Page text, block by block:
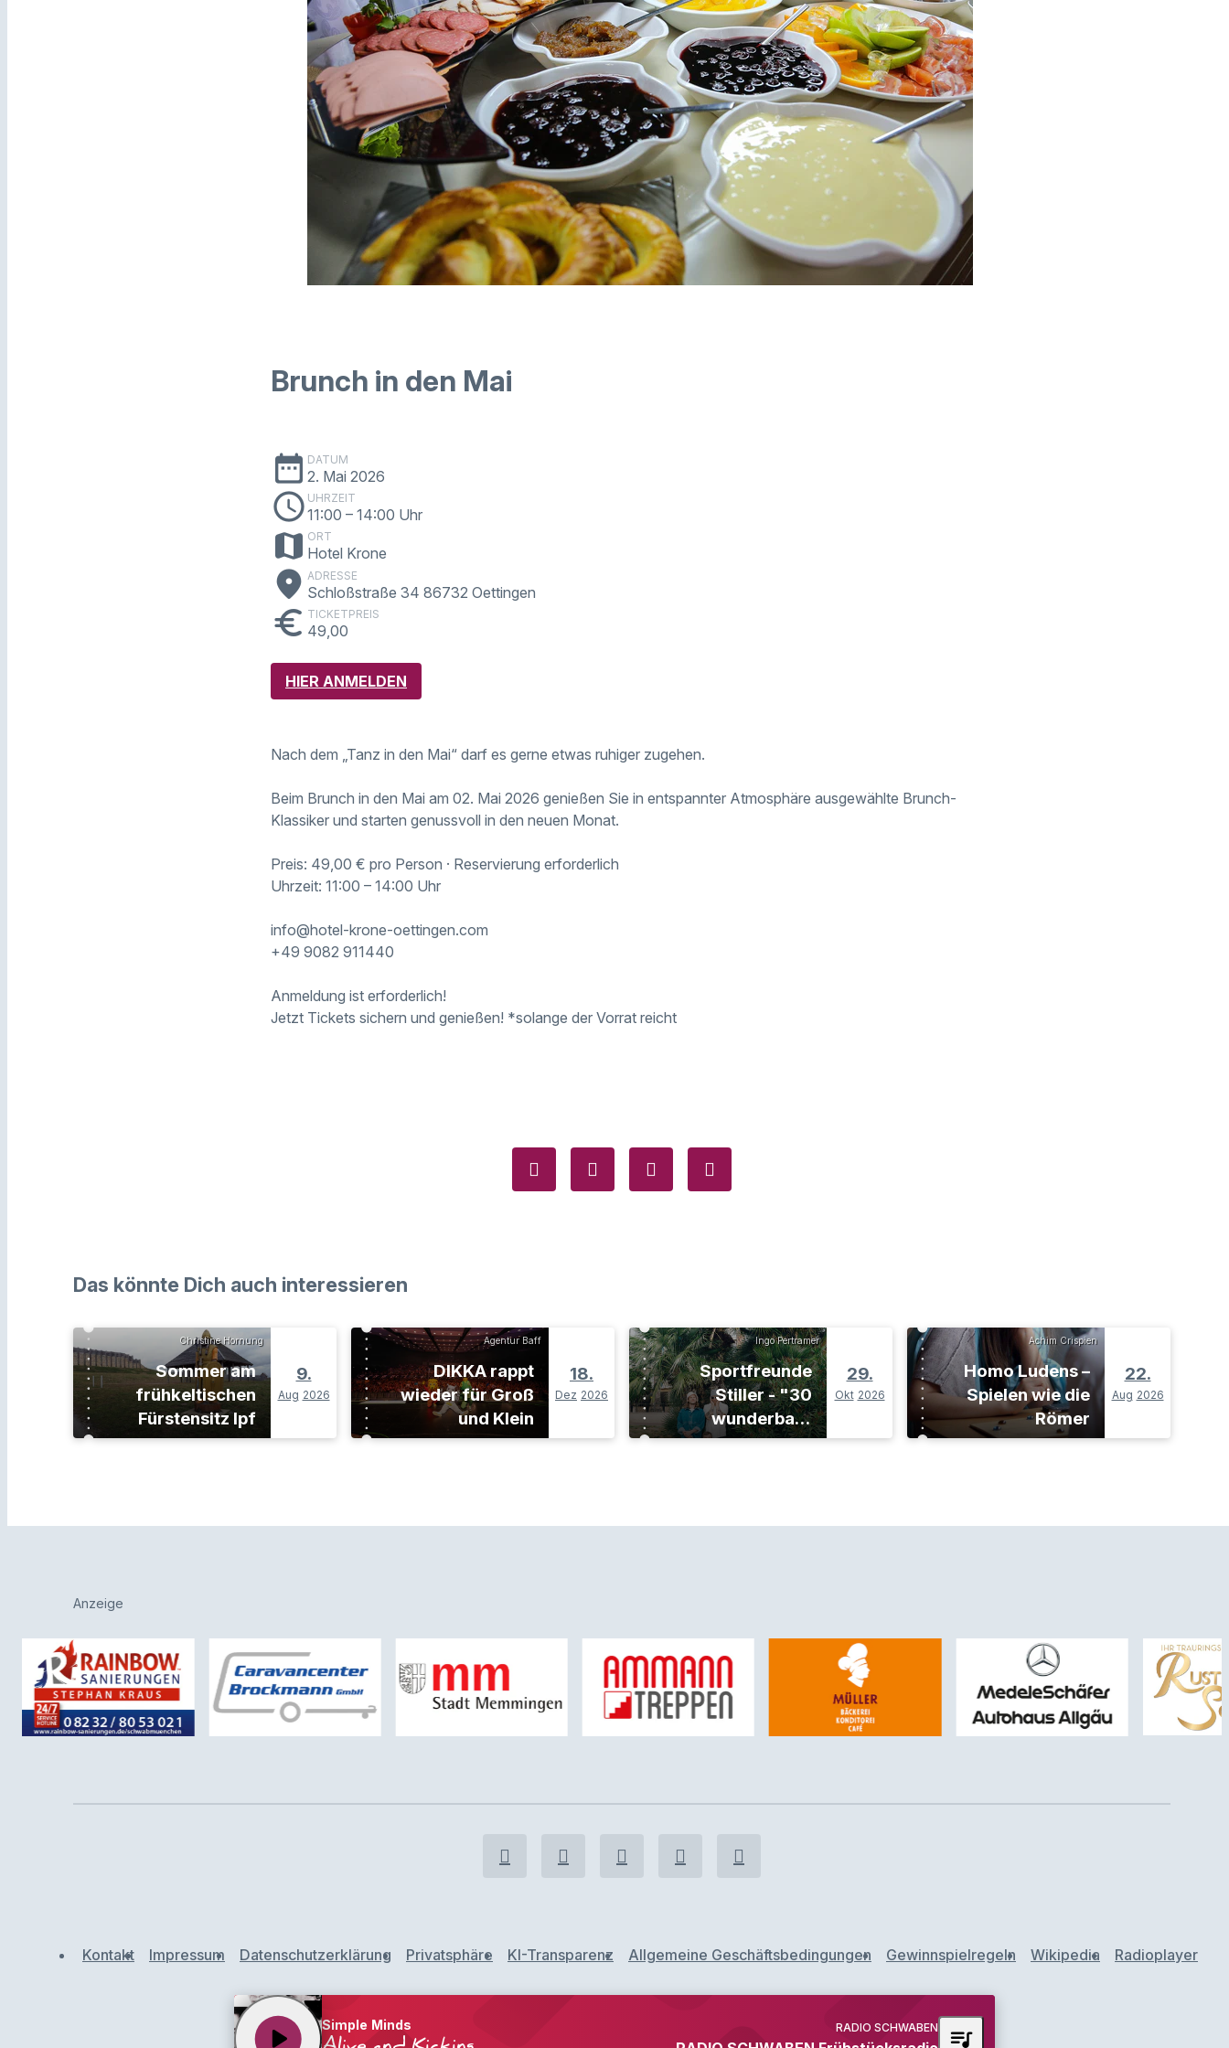
Brunch in den Mai
date_range DATUM
2. Mai 2026
schedule UHRZEIT
11:00 – 14:00 Uhr
map ORT
Hotel Krone
place ADRESSE
Schloßstraße 34 86732 Oettingen
euro TICKETPREIS
49,00
HIER ANMELDEN
Nach dem „Tanz in den Mai“ darf es gerne etwas ruhiger zugehen.
Beim Brunch in den Mai am 02. Mai 2026 genießen Sie in entspannter Atmosphäre ausgewählte Brunch-
Klassiker und starten genussvoll in den neuen Monat.
Preis: 49,00 € pro Person · Reservierung erforderlich
Uhrzeit: 11:00 – 14:00 Uhr
info@hotel-krone-oettingen.com
+49 9082 911440
Anmeldung ist erforderlich!
Jetzt Tickets sichern und genießen! *solange der Vorrat reicht
Das könnte Dich auch interessieren
Christine Hornung
Sommer am
frühkeltischen
Fürstensitz Ipf
9.
Aug 2026
Agentur Baff
DIKKA rappt
wieder für Groß
und Klein
18.
Dez 2026
Ingo Pertramer
Sportfreunde
Stiller - "30
wunderbare
Jahre"-Tour
29.
Okt 2026
Achim Crispien
Homo Ludens –
Spielen wie die
Römer
22.
Aug 2026
Anzeige
Kontakt Impressum Datenschutzerklärung Privatsphäre KI-Transparenz Allgemeine Geschäftsbedingungen Gewinnspielregeln Wikipedia Radioplayer
Simple Minds
play_arrow RADIO SCHWABEN queue_music